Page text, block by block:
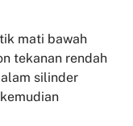
mati bawah
tekanan rendah
silinder